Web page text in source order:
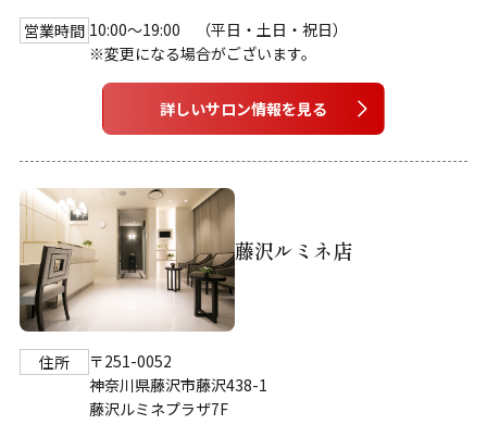
営業時間 10:00～19:00 （平日・土日・祝日）
※変更になる場合がございます。
詳しいサロン情報を見る
藤沢ルミネ店
住所
〒251-0052
神奈川県藤沢市藤沢438-1
藤沢ルミネプラザ7F